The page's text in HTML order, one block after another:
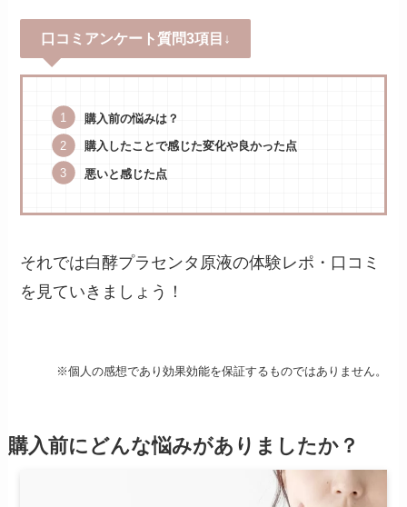
口コミアンケート質問3項目↓
購入前の悩みは？
購入したことで感じた変化や良かった点
悪いと感じた点
それでは白酵プラセンタ原液の体験レポ・口コミ
を見ていきましょう！
※個人の感想であり効果効能を保証するものではありません。
購入前にどんな悩みがありましたか？